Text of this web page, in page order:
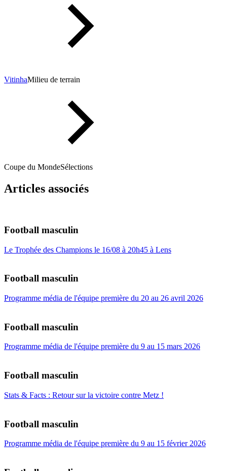
VitinhaMilieu de terrain
Coupe du MondeSélections
Articles associés
Football masculin
Le Trophée des Champions le 16/08 à 20h45 à Lens
Football masculin
Programme média de l'équipe première du 20 au 26 avril 2026
Football masculin
Programme média de l'équipe première du 9 au 15 mars 2026
Football masculin
Stats & Facts : Retour sur la victoire contre Metz !
Football masculin
Programme média de l'équipe première du 9 au 15 février 2026